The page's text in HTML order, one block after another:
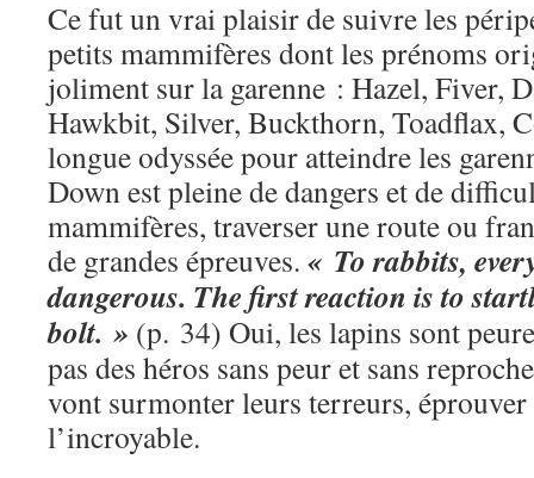
Ce fut un vrai plaisir de suivre les
petits mammifères dont les prénoms
joliment sur la garenne : Hazel, Fiver,
Hawkbit, Silver, Buckthorn, Toadflax,
longue odyssée pour atteindre les
Down est pleine de dangers et de
mammifères, traverser une route ou
de grandes épreuves. « To rabbits,
dangerous. The first reaction is to
bolt. » (p. 34) Oui, les lapins sont
pas des héros sans peur et sans
vont surmonter leurs terreurs,
l’incroyable.